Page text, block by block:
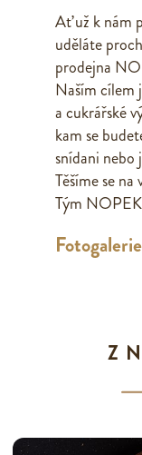
Ať už k nám
uděláte
prodejna
Naším cílem
a cukrářské
kam se
snídani nebo
Těšíme se na
Tým
Z